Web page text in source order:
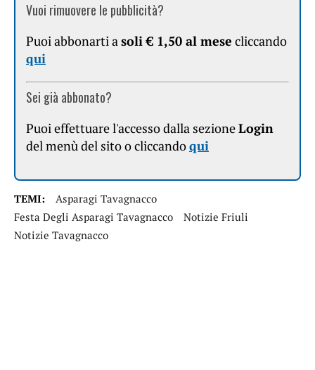
Vuoi rimuovere le pubblicità?
Puoi abbonarti asoli € 1,50 al mese cliccando
qui
Sei già abbonato?
Puoi effettuare l'accesso dalla sezioneLogin
del menù del sito o cliccandoqui
TEMI:
Asparagi Tavagnacco
Festa Degli Asparagi Tavagnacco
Notizie Friuli
Notizie Tavagnacco